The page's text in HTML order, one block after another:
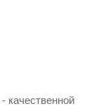
- качественной